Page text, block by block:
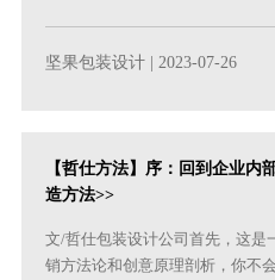
坚果包装设计 | 2023-07-26
【哲仕方法】序：回到企业内
造方法>>
文/哲仕包装设计公司首先，这是
销方法论和创意原理剖析，你不